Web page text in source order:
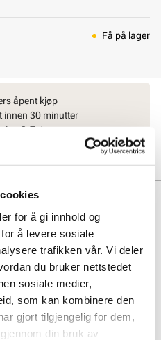
for å gi innhold og
å levere sosiale
trafikken vår. Vi deler
du bruker nettstedet
sosiale medier,
som kan kombinere den
gjort tilgjengelig for dem,
din bruk av
Få på lager
åpent kjøp
innen 30 minutter
3-7 dager
oljet nubuck, som gir et stilig og
tekstilfôr og uttakbar innersåle
en lett, fleksibel og komfortabel
og fritidssko. Farge: Mocha